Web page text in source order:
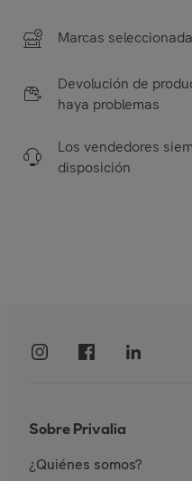
Marcas
Devolución de
haya problemas
Los vendedores
disposición
Sobre Privalia
¿Quiénes somos?